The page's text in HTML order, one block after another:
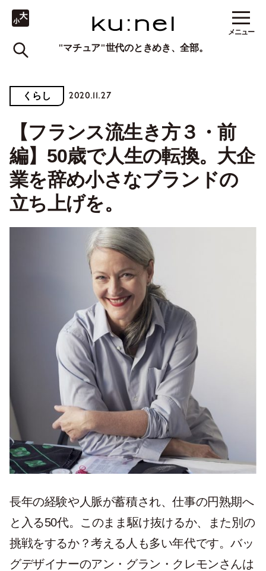
"マチュア"世代のときめき、全部。
メニュー
くらし 2020.11.27
【フランス流生き方３・前
編】50歳で人生の転換。大企
業を辞め小さなブランドの
立ち上げを。
長年の経験や人脈が蓄積され、仕事の円熟期へ
と入る50代。このまま駆け抜けるか、また別の
挑戦をするか？考える人も多い年代です。バッ
グデザイナーのアン・グラン・クレモンさんは